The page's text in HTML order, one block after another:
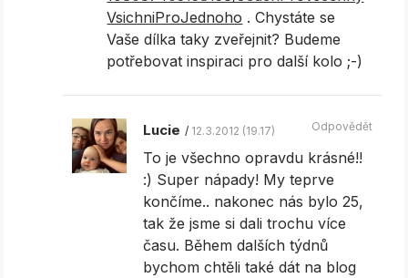
VsichniProJednoho . Chystáte se
Vaše dílka taky zveřejnit? Budeme
potřebovat inspiraci pro další kolo ;-)
Lucie 12.3.2012 (19.17)
To je všechno opravdu krásné!!
:) Super nápady! My teprve
končíme.. nakonec nás bylo 25,
tak že jsme si dali trochu více
času. Během dalších týdnů
bychom chtěli také dát na blog
Odpovědět